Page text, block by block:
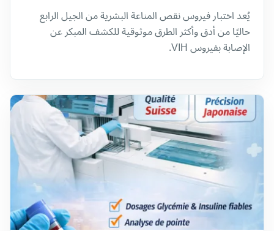
يُعد اختبار فيروس نقص المناعة البشرية من الجيل الرابع
حاليًا من أدق وأكثر الطرق موثوقية للكشف المبكر عن
الإصابة بفيروس VIH.